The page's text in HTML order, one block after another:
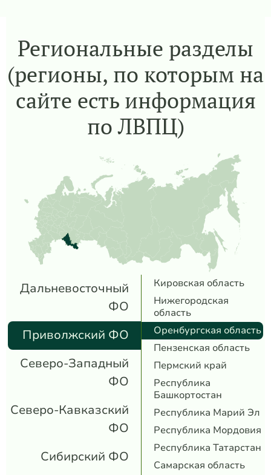
Региональные разделы
(регионы, по которым на
сайте есть информация
по ЛВПЦ)
Дальневосточный
ФО
Приволжский ФО
Северо-Западный
ФО
Северо-Кавказский
ФО
Сибирский ФО
Кировская область
Нижегородская
область
Оренбургская область
Пензенская область
Пермский край
Республика
Башкортостан
Республика Марий Эл
Республика Мордовия
Республика Татарстан
Самарская область